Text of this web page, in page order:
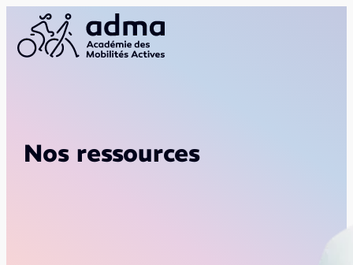
Nos ressources